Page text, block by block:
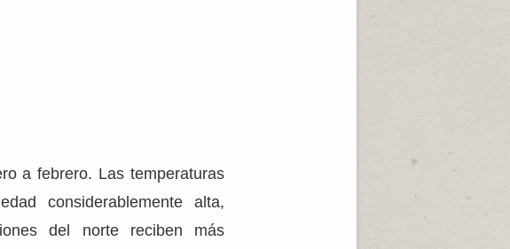
a febrero. Las temperaturas
considerablemente alta,
del norte reciben más